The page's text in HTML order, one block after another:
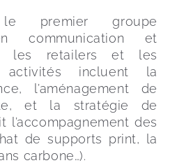
premier groupe
communication et
les retailers et les
activités incluent la
l’aménagement de
et la stratégie de
l’accompagnement des
de supports print, la
carbone…).